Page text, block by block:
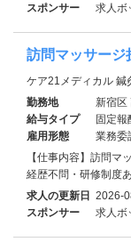
スポンサー
求人ボ
訪問マッサージ
ケア21メディカル 鍼
勤務地
新宿区
給与タイプ
固定報
雇用形態
業務委
【仕事内容】訪問マ
経歴不問・研修制度
求人の更新日 2026-
スポンサー
求人ボ